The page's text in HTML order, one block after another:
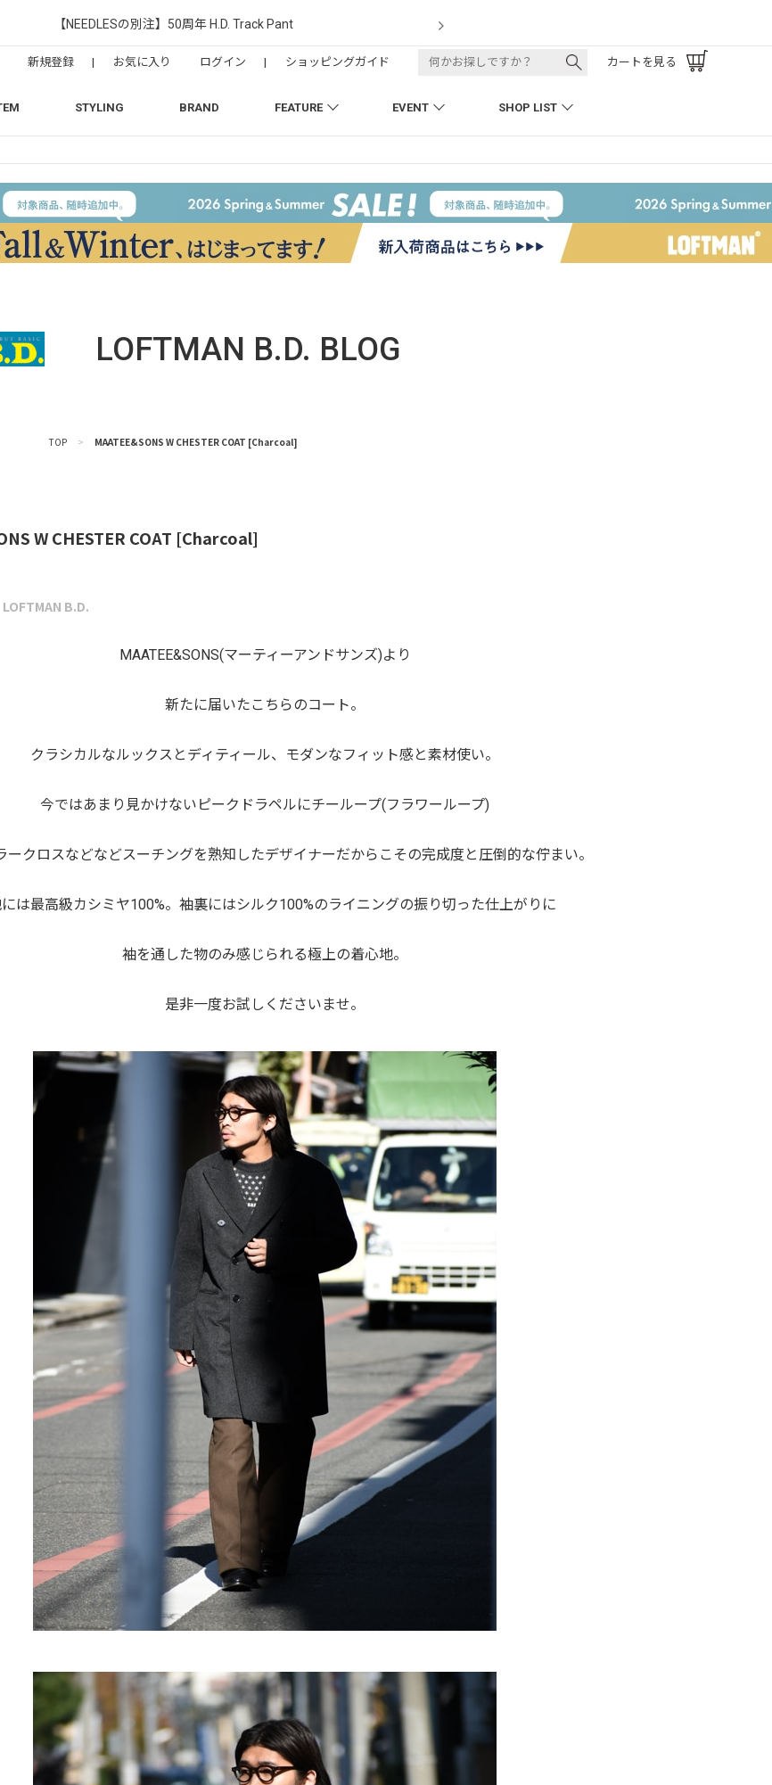
【NEEDLESの別注】50周年 H.D. Track Pant
STYLING BRAND FEATURE EVENT SHOP LIST
新規登録 | お気に入り ログイン | ショッピングガイド カートを見る
LOFTMAN B.D. BLOG
TOP > MAATEE&SONS W CHESTER COAT [Charcoal]
W CHESTER COAT [Charcoal]
LOFTMAN B.D.
MAATEE&SONS(マーティーアンドサンズ)より
新たに届いたこちらのコート。
クラシカルなルックスとディティール、モダンなフィット感と素材使い。
今ではあまり見かけないピークドラペルにチーループ(フラワーループ)
ークロスなどなどスーチングを熟知したデザイナーだからこその完成度と圧倒的な佇まい。
は最高級カシミヤ100%。袖裏にはシルク100%のライニングの振り切った仕上がりに
袖を通した物のみ感じられる極上の着心地。
是非一度お試しくださいませ。